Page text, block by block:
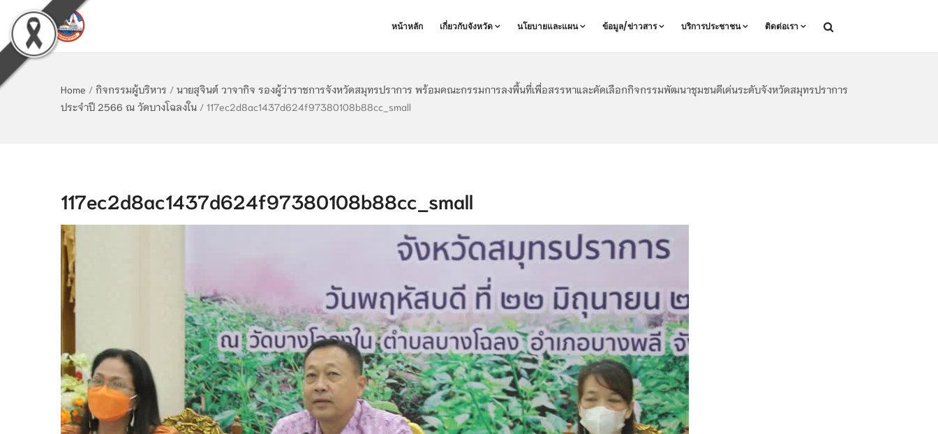
หน้าหลัก เกี่ยวกับจังหวัด นโยบายและแผน ข้อมูล/ข่าวสาร บริการประชาชน ติดต่อเรา
Home / กิจกรรมผู้บริหาร / นายสุจินต์ วาจากิจ รองผู้ว่าราชการจังหวัดสมุทรปราการ พร้อมคณะกรรมการลงพื้นที่เพื่อสรรหาและคัดเลือกกิจกรรมพัฒนาชุมชนดีเด่นระดับจังหวัดสมุทรปราการ
ประจำปี 2566 ณ วัดบางโฉลงใน / 117ec2d8ac1437d624f97380108b88cc_small
117ec2d8ac1437d624f97380108b88cc_small